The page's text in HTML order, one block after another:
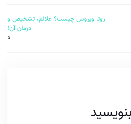
روتا ویروس چیست؟ علائم، تشخیص و
درمان آن!
»